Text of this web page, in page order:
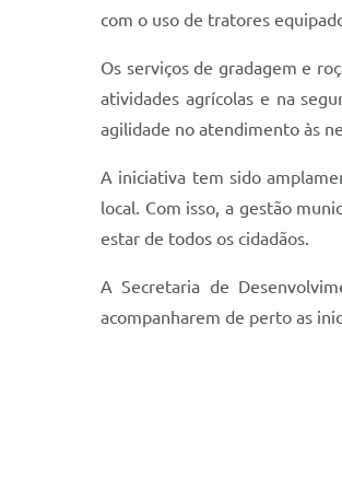
com o uso de tratores
Os serviços de gradagem e
atividades agrícolas e na
agilidade no atendimento às
A iniciativa tem sido
local. Com isso, a gestão
estar de todos os cidadãos.
A Secretaria de
acompanharem de perto as